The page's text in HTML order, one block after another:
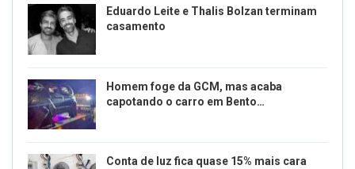
Eduardo Leite e Thalis Bolzan terminam
casamento
Homem foge da GCM, mas acaba
capotando o carro em Bento…
Conta de luz fica quase 15% mais cara